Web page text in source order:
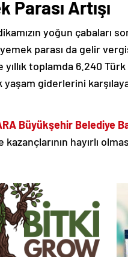
Parası Artışı
yoğun çabaları
yemek parası da gelir
toplamda 6.240
yaşam giderlerini
Büyükşehir Belediye
hayırlı